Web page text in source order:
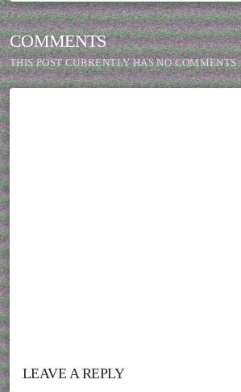
COMMENTS
THIS POST CURRENTLY HAS NO COMMENTS.
LEAVE A REPLY